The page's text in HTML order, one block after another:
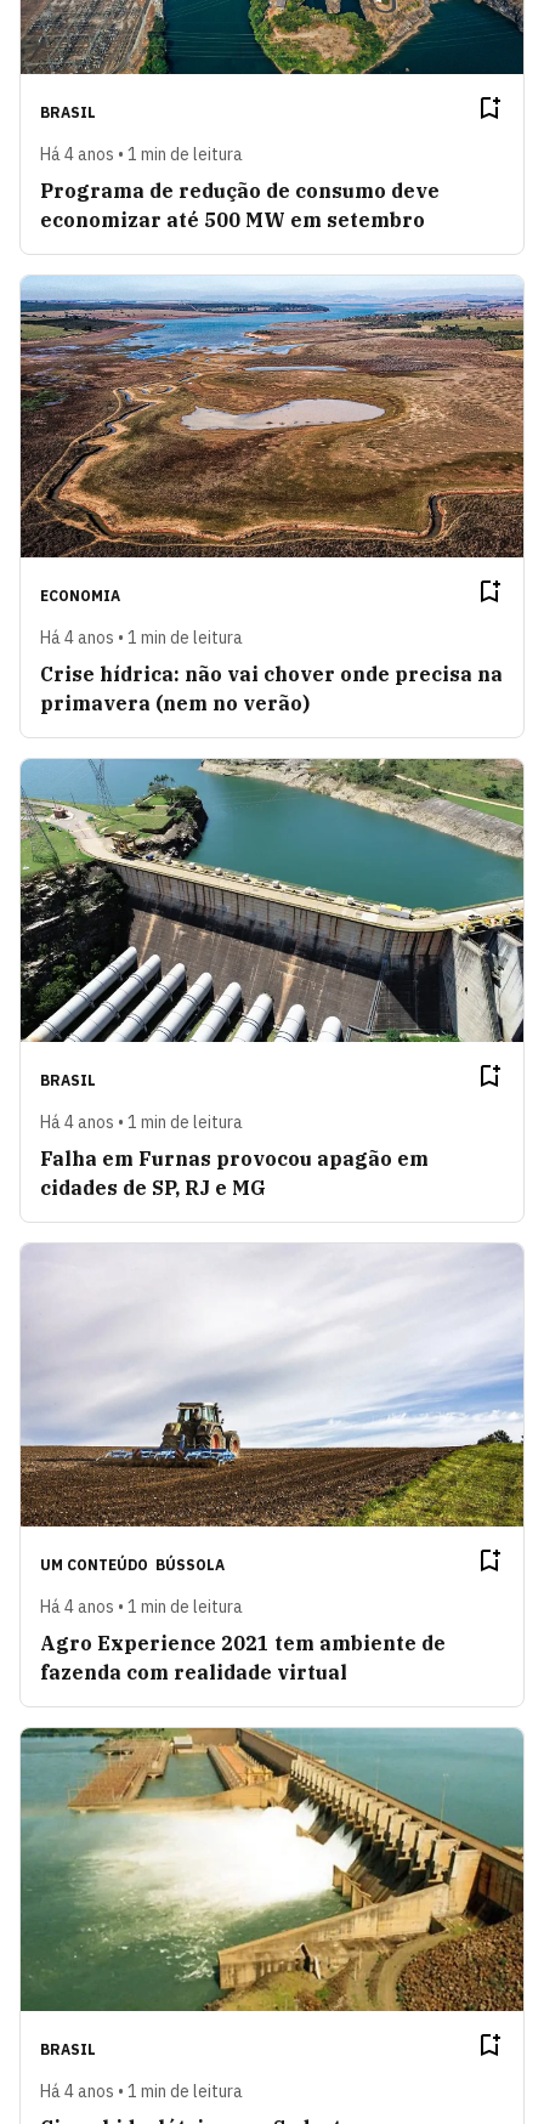
BRASIL
Há 4 anos • 1 min de leitura
Programa de redução de consumo deve
economizar até 500 MW em setembro
ECONOMIA
Há 4 anos • 1 min de leitura
Crise hídrica: não vai chover onde precisa na
primavera (nem no verão)
BRASIL
Há 4 anos • 1 min de leitura
Falha em Furnas provocou apagão em
cidades de SP, RJ e MG
UM CONTEÚDO BÚSSOLA
Há 4 anos • 1 min de leitura
Agro Experience 2021 tem ambiente de
fazenda com realidade virtual
BRASIL
Há 4 anos • 1 min de leitura